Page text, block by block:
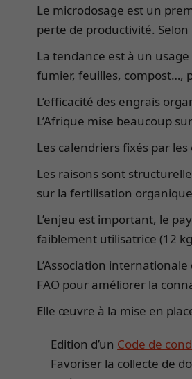
Le microdosage est un
perte de productivité.
La tendance est à un
fumier, feuilles, compost…,
L’efficacité des engrais
L’Afrique mise beaucoup
Les calendriers fixés par
Les raisons sont
sur la fertilisation
L’enjeu est important, le
faiblement utilisatrice (12
L’Association
FAO pour améliorer la
Elle œuvre à la mise en
Edition d’un Code de
Favoriser la collecte de